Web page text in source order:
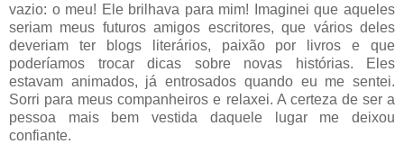
vazio: o meu! Ele brilhava para mim! Imaginei que aqueles
seriam meus futuros amigos escritores, que vários deles
deveriam ter blogs literários, paixão por livros e que
poderíamos trocar dicas sobre novas histórias. Eles
estavam animados, já entrosados quando eu me sentei.
Sorri para meus companheiros e relaxei. A certeza de ser a
pessoa mais bem vestida daquele lugar me deixou
confiante.